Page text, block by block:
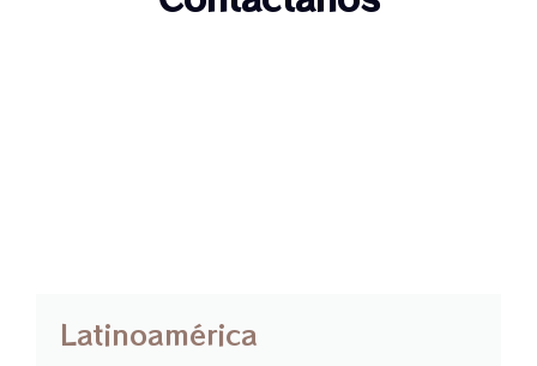
Latinoamérica